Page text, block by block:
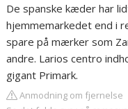
De spanske kæder har
hjemmemarkedet end i
spare på mærker som
andre. Larios centro
gigant Primark.
Anmodning om fjernelse